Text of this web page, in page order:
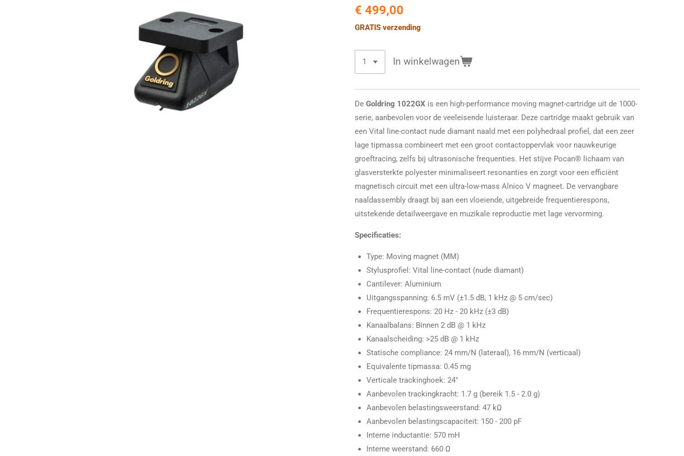
€ 499,00
GRATIS verzending
In winkelwagen
De Goldring 1022GX is een high-performance moving magnet-cartridge uit de 1000-
serie, aanbevolen voor de veeleisende luisteraar. Deze cartridge maakt gebruik van
een Vital line-contact nude diamant naald met een polyhedraal profiel, dat een zeer
lage tipmassa combineert met een groot contactoppervlak voor nauwkeurige
groeftracing, zelfs bij ultrasonische frequenties. Het stijve Pocan® lichaam van
glasversterkte polyester minimaliseert resonanties en zorgt voor een efficiënt
magnetisch circuit met een ultra-low-mass Alnico V magneet. De vervangbare
naaldassembly draagt bij aan een vloeiende, uitgebreide frequentierespons,
uitstekende detailweergave en muzikale reproductie met lage vervorming.
Specificaties:
Type: Moving magnet (MM)
Stylusprofiel: Vital line-contact (nude diamant)
Cantilever: Aluminium
Uitgangsspanning: 6.5 mV (±1.5 dB, 1 kHz @ 5 cm/sec)
Frequentierespons: 20 Hz - 20 kHz (±3 dB)
Kanaalbalans: Binnen 2 dB @ 1 kHz
Kanaalscheiding: >25 dB @ 1 kHz
Statische compliance: 24 mm/N (lateraal), 16 mm/N (verticaal)
Equivalente tipmassa: 0.45 mg
Verticale trackinghoek: 24°
Aanbevolen trackingkracht: 1.7 g (bereik 1.5 - 2.0 g)
Aanbevolen belastingsweerstand: 47 kΩ
Aanbevolen belastingscapaciteit: 150 - 200 pF
Interne inductantie: 570 mH
Interne weerstand: 660 Ω